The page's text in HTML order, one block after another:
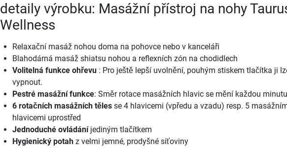
detaily výrobku: Masážní přístroj na nohy
Wellness
Relaxační masáž nohou doma na pohovce nebo v kanceláři
Blahodárná masáž shiatsu nohou a reflexních zón na chodidlech
Volitelná funkce ohřevu: Pro ještě lepší uvolnění, pouhým stiskem tlačítka ji
vypnout.
Pestré masážní funkce: Směr rotace masážních hlavic se mění každou minutu
6 rotačních masážních tělesse 4 hlavicemi (vpředu a vzadu) resp. 5
hlavicemi uprostřed
Jednoduché ovládáníjediným tlačítkem
Hygienický potahz velmi jemné, prodyšné síťoviny